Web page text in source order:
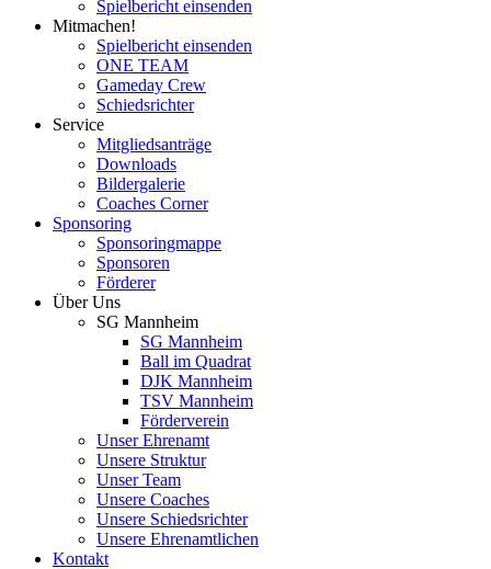
Spielbericht einsenden
Mitmachen!
Spielbericht einsenden
ONE TEAM
Gameday Crew
Schiedsrichter
Service
Mitgliedsanträge
Downloads
Bildergalerie
Coaches Corner
Sponsoring
Sponsoringmappe
Sponsoren
Förderer
Über Uns
SG Mannheim
SG Mannheim
Ball im Quadrat
DJK Mannheim
TSV Mannheim
Förderverein
Unser Ehrenamt
Unsere Struktur
Unser Team
Unsere Coaches
Unsere Schiedsrichter
Unsere Ehrenamtlichen
Kontakt